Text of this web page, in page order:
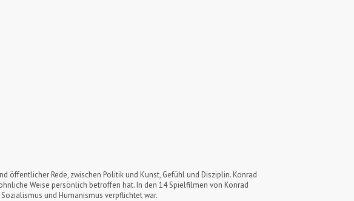
öffentlicher Rede, zwischen Politik und Kunst, Gefühl und Disziplin. Konrad
Weise persönlich betroffen hat. In den 14 Spielfilmen von Konrad
und Humanismus verpflichtet war.